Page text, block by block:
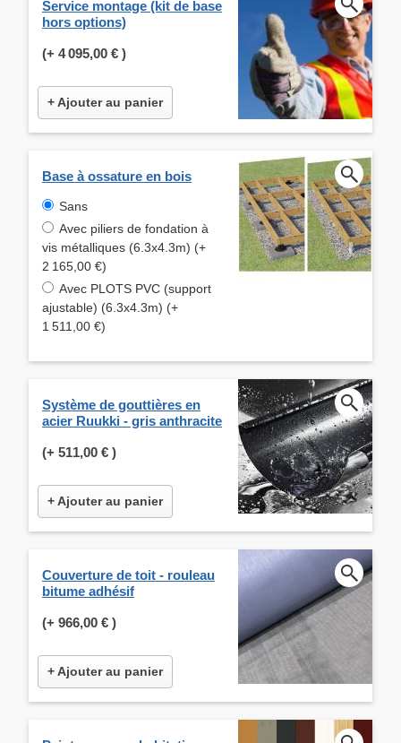
Service montage (kit de base
hors options)
(+ 4 095,00 € )
+ Ajouter au panier
Base à ossature en bois
Sans
Avec piliers de fondation à
vis métalliques (6.3x4.3m) (+
2 165,00 €)
Avec PLOTS PVC (support
ajustable) (6.3x4.3m) (+
1 511,00 €)
Système de gouttières en
acier Ruukki - gris anthracite
(+ 511,00 € )
+ Ajouter au panier
Couverture de toit - rouleau
bitume adhésif
(+ 966,00 € )
+ Ajouter au panier